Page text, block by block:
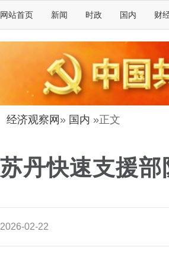
网站首页 新闻 时政 国内 财
经济观察网 » 国内 »正文
苏丹快速支援
2026-02-22